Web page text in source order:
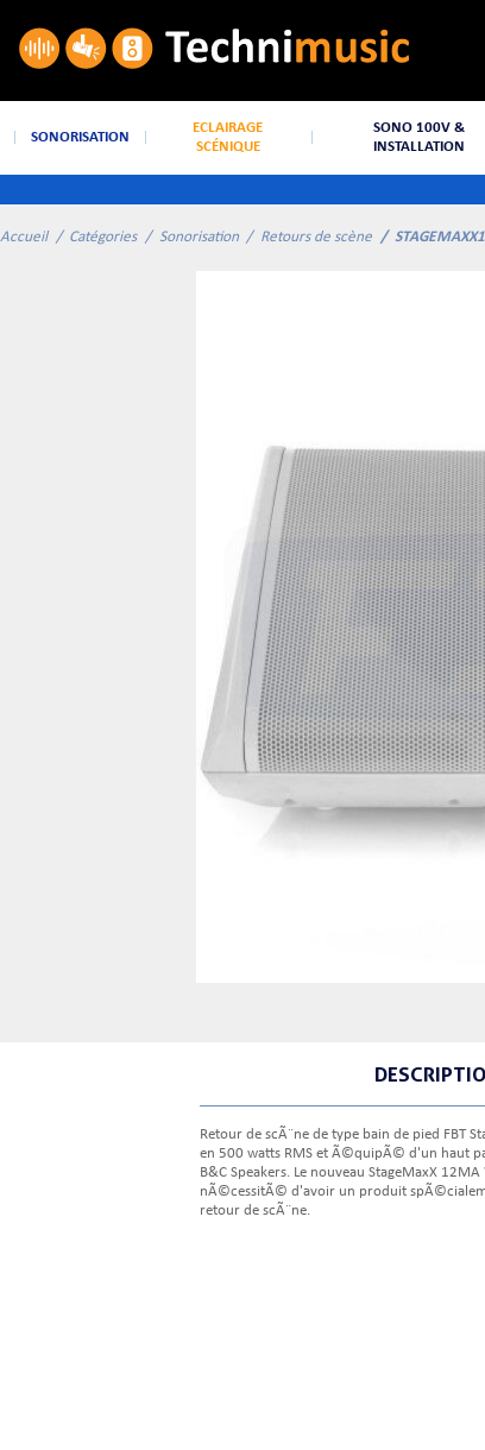
SONORISATION
ECLAIRAGE
SCÉNIQUE
SONO 100V &
INSTALLATION
Accueil Catégories Sonorisation Retours de scène
Retour de scÃ¨ne de type bain de pied FBT
en 500 watts RMS et Ã©quipÃ© d'un haut
B&C Speakers. Le nouveau StageMaxX
nÃ©cessitÃ© d'avoir un produit
retour de scÃ¨ne.